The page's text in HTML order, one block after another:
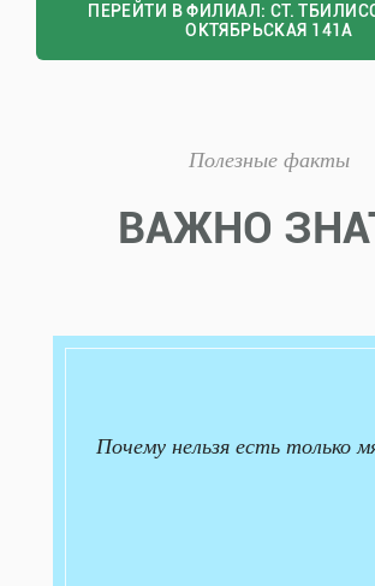
ПЕРЕЙТИ В ФИЛИАЛ: СТ.
ОКТЯБРЬСКАЯ 141А
Полезные факты
ВАЖНО
Почему нельзя есть только